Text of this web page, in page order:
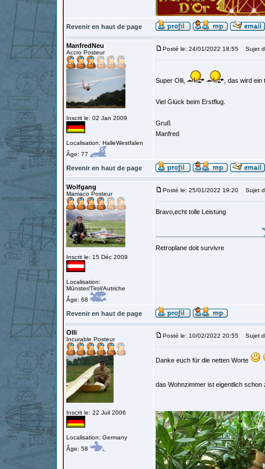
Revenir en haut de page
ManfredNeu
Accro Posteur
Inscrit le: 02 Jan 2009
Localisation: HalleWestfalen
Âge: 77
Posté le: 24/01/2022 18:55 Sujet
Super Olli, , das wird
Viel Glück beim Erstflug.
Gruß
Manfred
Revenir en haut de page
Wolfgang
Maniaco Posteur
Inscrit le: 15 Déc 2009
Localisation:
Münster/Tirol/Autriche
Âge: 68
Posté le: 25/01/2022 19:20 Sujet
Bravo,echt tolle Leistung
Retroplane doit survivre
Revenir en haut de page
Olli
Incurable Posteur
Inscrit le: 22 Juil 2006
Localisation: Germany
Âge: 58
Posté le: 10/02/2022 20:55 Sujet
Danke euch für die netten Worte
das Wohnzimmer ist eigentlich schon